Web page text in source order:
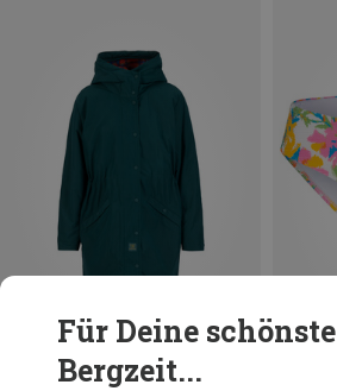
Du sparst 26%
Für Deine schönste
Bergzeit...